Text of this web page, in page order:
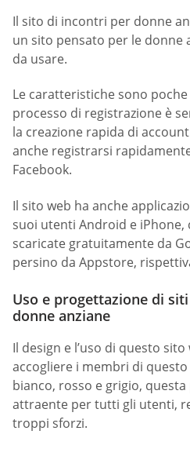
Il sito di incontri per donne
un sito pensato per le donne
da usare.
Le caratteristiche sono
processo di registrazione è
la creazione rapida di
anche registrarsi
Facebook.
Il sito web ha anche
suoi utenti Android e iPhone,
scaricate gratuitamente da
persino da Appstore,
Uso e progettazione di
donne anziane
Il design e l’uso di questo
accogliere i membri di
bianco, rosso e grigio,
attraente per tutti gli utenti,
troppi sforzi.